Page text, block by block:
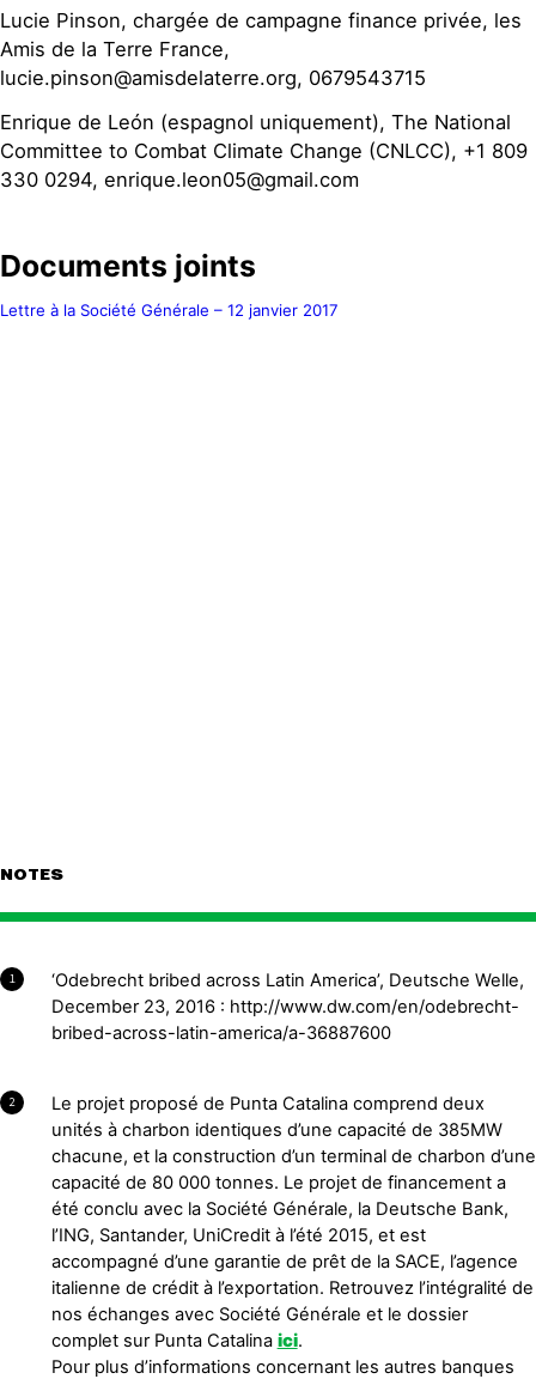
Lucie Pinson, chargée de campagne finance privée, les
Amis de la Terre France,
lucie.pinson@amisdelaterre.org, 0679543715
Enrique de León (espagnol uniquement), The National
Committee to Combat Climate Change (CNLCC), +1 809
330 0294, enrique.leon05@gmail.com
Documents joints
Lettre à la Société Générale – 12 janvier 2017
NOTES
1
‘Odebrecht bribed across Latin America’, Deutsche Welle,
December 23, 2016 : http://www.dw.com/en/odebrecht-
bribed-across-latin-america/a-36887600
2
Le projet proposé de Punta Catalina comprend deux
unités à charbon identiques d’une capacité de 385MW
chacune, et la construction d’un terminal de charbon d’une
capacité de 80 000 tonnes. Le projet de financement a
été conclu avec la Société Générale, la Deutsche Bank,
l’ING, Santander, UniCredit à l’été 2015, et est
accompagné d’une garantie de prêt de la SACE, l’agence
italienne de crédit à l’exportation. Retrouvez l’intégralité de
nos échanges avec Société Générale et le dossier
complet sur Punta Catalina ici.
Pour plus d’informations concernant les autres banques